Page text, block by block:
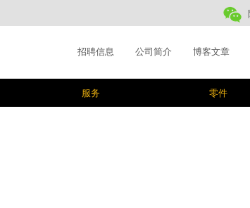
招聘信息 公司简介 博客文章
服务 零件